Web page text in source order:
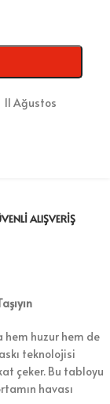
Ağustos
ALIŞVERIŞ
hem huzur hem de
teknolojisi
çeker. Bu tabloyu
havası